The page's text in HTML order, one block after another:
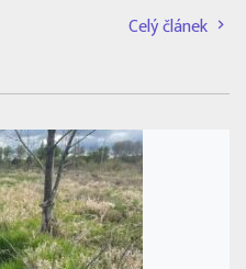
Celý článek